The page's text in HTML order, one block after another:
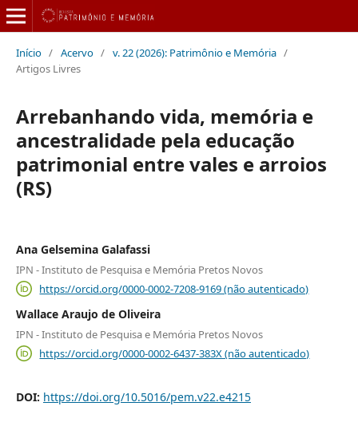
Início / Acervo / v. 22 (2026): Patrimônio e Memória /
Artigos Livres
Arrebanhando vida, memória e
ancestralidade pela educação
patrimonial entre vales e arroios
(RS)
Ana Gelsemina Galafassi
IPN - Instituto de Pesquisa e Memória Pretos Novos
https://orcid.org/0000-0002-7208-9169 (não autenticado)
Wallace Araujo de Oliveira
IPN - Instituto de Pesquisa e Memória Pretos Novos
https://orcid.org/0000-0002-6437-383X (não autenticado)
DOI: https://doi.org/10.5016/pem.v22.e4215